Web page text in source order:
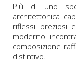
Più di uno
architettonica
riflessi preziosi
moderno
composizione
distintivo.